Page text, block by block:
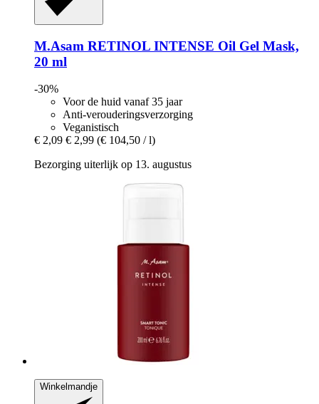
M.Asam RETINOL INTENSE Oil Gel Mask,
20 ml
-30%
Voor de huid vanaf 35 jaar
Anti-verouderingsverzorging
Veganistisch
€ 2,09 € 2,99 (€ 104,50 / l)
Bezorging uiterlijk op 13. augustus
Winkelmandje